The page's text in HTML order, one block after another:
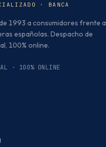
· BANCA
1993 a consumidores frente a
españolas. Despacho de
100% online.
· 100% ONLINE